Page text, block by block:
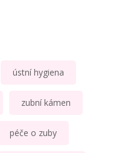
ústní hygiena
zubní kámen
péče o zuby